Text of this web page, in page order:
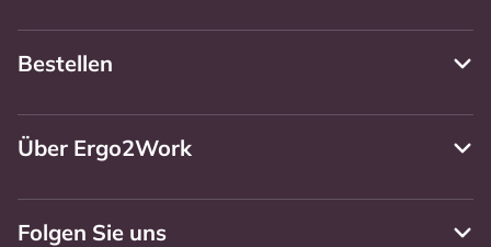
Bestellen
Über Ergo2Work
Folgen Sie uns